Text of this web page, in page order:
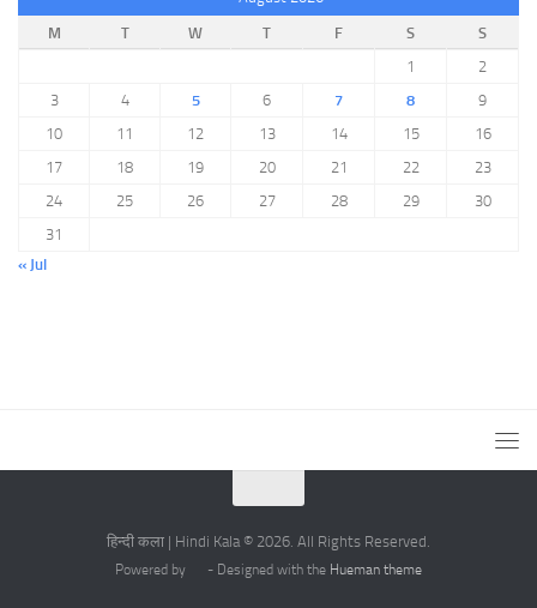
M
T W T F S
S
1
2
3
4 5 6 7 8
9
10
11 12 13 14 15
16
17
18 19 20 21 22
23
24
25 26 27 28 29
30
31
« Jul
हिन्दी कला | Hindi Kala © 2026. All Rights Reserved.
Powered by - Designed with the Hueman theme